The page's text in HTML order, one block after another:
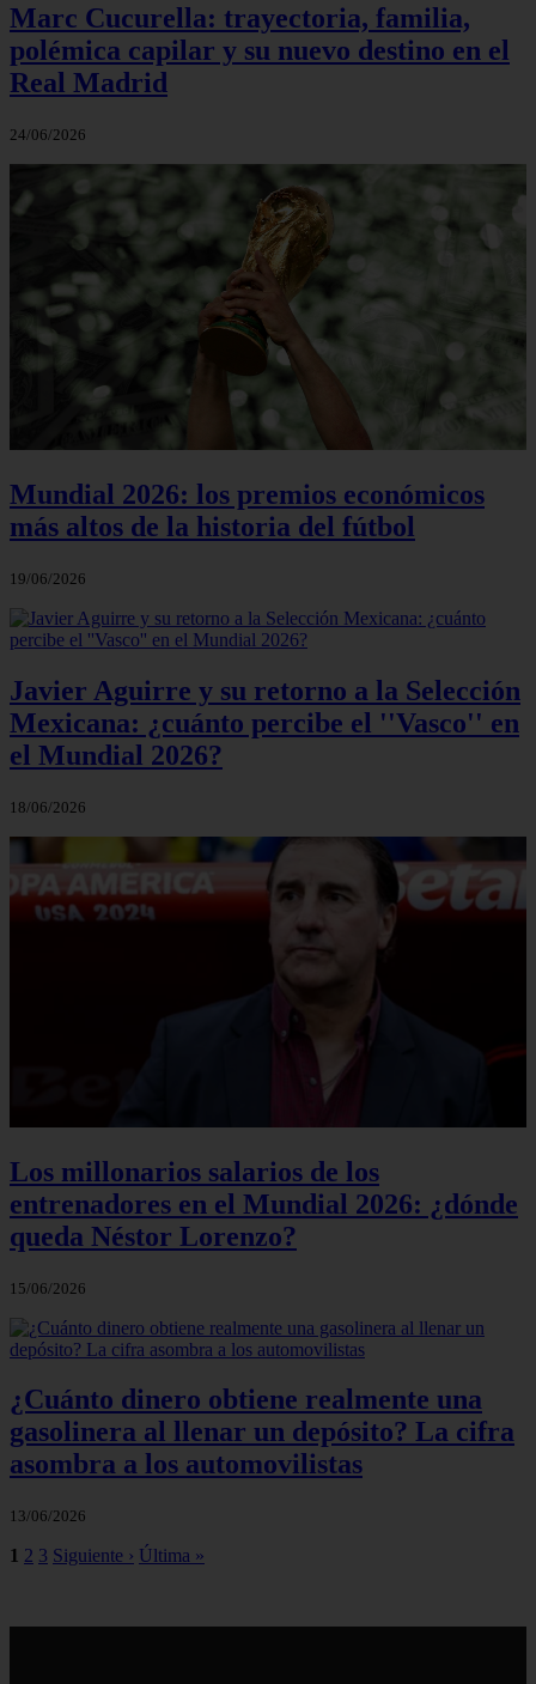
Marc Cucurella: trayectoria, familia,
polémica capilar y su nuevo destino en el
Real Madrid
24/06/2026
Mundial 2026: los premios económicos
más altos de la historia del fútbol
19/06/2026
Javier Aguirre y su retorno a la Selección
Mexicana: ¿cuánto percibe el ''Vasco'' en
el Mundial 2026?
18/06/2026
Los millonarios salarios de los
entrenadores en el Mundial 2026: ¿dónde
queda Néstor Lorenzo?
15/06/2026
¿Cuánto dinero obtiene realmente una
gasolinera al llenar un depósito? La cifra
asombra a los automovilistas
13/06/2026
1 2 3 Siguiente › Última »